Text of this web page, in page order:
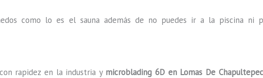
como lo es el sauna además de no puedes ir a la piscina
rapidez en la industria y microblading 6D en Lomas De Chapultepec